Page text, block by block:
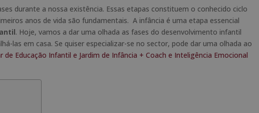
durante a nossa existência. Essas etapas constituem o conhecido ciclo
anos de vida são fundamentais. A infância é uma etapa essencial
. Hoje, vamos a dar uma olhada as fases do desenvolvimento infantil
las em casa. Se quiser especializar-se no sector, pode dar uma olhada ao
Educação Infantil e Jardim de Infância + Coach e Inteligência Emocional